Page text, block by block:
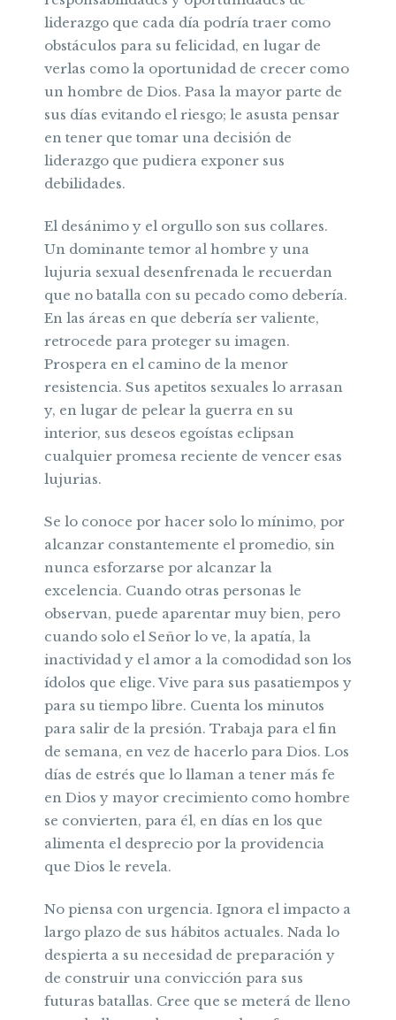
liderazgo que cada día podría traer como
obstáculos para su felicidad, en lugar de
verlas como la oportunidad de crecer como
un hombre de Dios. Pasa la mayor parte de
sus días evitando el riesgo; le asusta pensar
en tener que tomar una decisión de
liderazgo que pudiera exponer sus
debilidades.
El desánimo y el orgullo son sus collares.
Un dominante temor al hombre y una
lujuria sexual desenfrenada le recuerdan
que no batalla con su pecado como debería.
En las áreas en que debería ser valiente,
retrocede para proteger su imagen.
Prospera en el camino de la menor
resistencia. Sus apetitos sexuales lo arrasan
y, en lugar de pelear la guerra en su
interior, sus deseos egoístas eclipsan
cualquier promesa reciente de vencer esas
lujurias.
Se lo conoce por hacer solo lo mínimo, por
alcanzar constantemente el promedio, sin
nunca esforzarse por alcanzar la
excelencia. Cuando otras personas le
observan, puede aparentar muy bien, pero
cuando solo el Señor lo ve, la apatía, la
inactividad y el amor a la comodidad son los
ídolos que elige. Vive para sus pasatiempos y
para su tiempo libre. Cuenta los minutos
para salir de la presión. Trabaja para el fin
de semana, en vez de hacerlo para Dios. Los
días de estrés que lo llaman a tener más fe
en Dios y mayor crecimiento como hombre
se convierten, para él, en días en los que
alimenta el desprecio por la providencia
que Dios le revela.
No piensa con urgencia. Ignora el impacto a
largo plazo de sus hábitos actuales. Nada lo
despierta a su necesidad de preparación y
de construir una convicción para sus
futuras batallas. Cree que se meterá de lleno